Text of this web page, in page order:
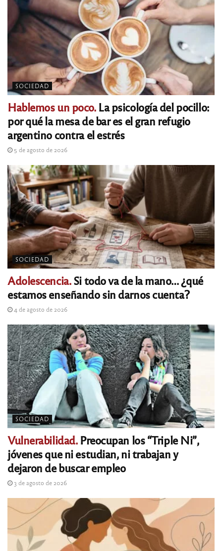
SOCIEDAD
Hablemos un poco.La psicología del pocillo:
por qué la mesa de bar es el gran refugio
argentino contra el estrés
5 de agosto de 2026
SOCIEDAD
Adolescencia.Si todo va de la mano… ¿qué
estamos enseñando sin darnos cuenta?
4 de agosto de 2026
SOCIEDAD
Vulnerabilidad.Preocupan los “Triple Ni”,
jóvenes que ni estudian, ni trabajan y
dejaron de buscar empleo
3 de agosto de 2026